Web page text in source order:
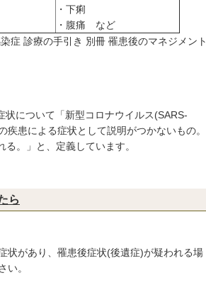
・下痢
・腹痛 など
診療の手引き 別冊 罹患後のマネジメント
について「新型コロナウイルス(SARS-
患による症状として説明がつかないもの。
。」と、定義しています。
ら
があり、罹患後症状(後遺症)が疑われる場
い。